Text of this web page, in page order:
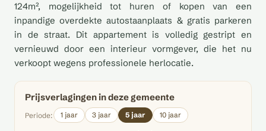
124m², mogelijkheid tot huren of kopen van een
inpandige overdekte autostaanplaats & gratis parkeren
in de straat. Dit appartement is volledig gestript en
vernieuwd door een interieur vormgever, die het nu
verkoopt wegens professionele herlocatie.
Prijsverlagingen in deze gemeente
Periode: 1 jaar 3 jaar 5 jaar 10 jaar